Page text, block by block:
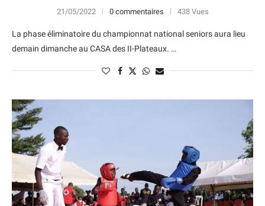
21/05/2022 0 commentaires 438 Vues
La phase éliminatoire du championnat national seniors aura lieu
demain dimanche au CASA des II-Plateaux. …